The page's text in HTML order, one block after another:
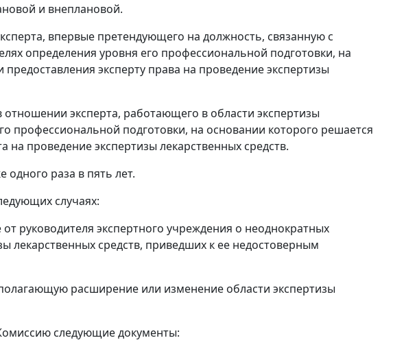
и внеплановой.
впервые претендующего на должность, связанную с
определения уровня его профессиональной подготовки, на
эксперту права на проведение экспертизы
эксперта, работающего в области экспертизы
профессиональной подготовки, на основании которого решается
проведение экспертизы лекарственных средств.
одного раза в пять лет.
случаях:
руководителя экспертного учреждения о неоднократных
лекарственных средств, приведших к ее недостоверным
расширение или изменение области экспертизы
следующие документы: